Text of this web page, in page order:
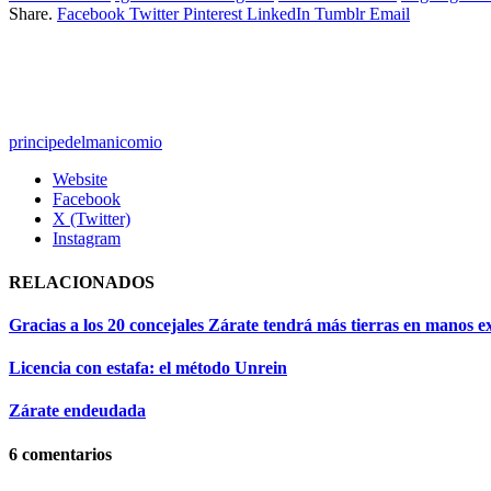
Share. Facebook Twitter Pinterest LinkedIn Tumblr Email
principedelmanicomio
Website
Facebook
X (Twitter)
Instagram
RELACIONADOS
Gracias a los 20 concejales Zárate tendrá más tierras en manos
Licencia con estafa: el método Unrein
Zárate endeudada
6 comentarios